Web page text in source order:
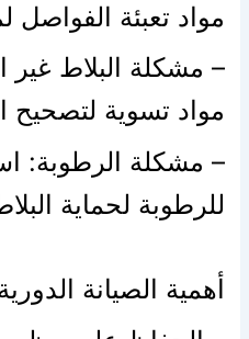
مواد تعبئة الفواصل
– مشكلة البلاط
مواد تسوية لتصحيح
– مشكلة الرطوبة:
للرطوبة لحماية
أهمية الصيانة